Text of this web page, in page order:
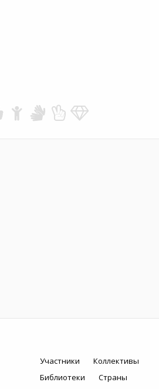
Участники
Коллективы
Библиотеки
Страны